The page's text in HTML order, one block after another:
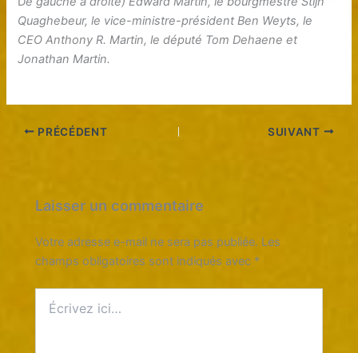
Quaghebeur, le vice-ministre-président Ben Weyts, le
CEO Anthony R. Martin, le député Tom Dehaene et
Jonathan Martin.
PRÉCÉDENT SUIVANT
Laisser un commentaire
Votre adresse e-mail ne sera pas publiée. Les
champs obligatoires sont indiqués avec *
ici…